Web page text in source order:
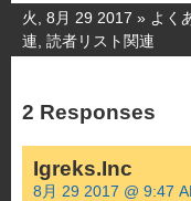
火, 8月 29 2017 » よく
連 読者リスト関連
2 Responses
Igreks.Inc
8月 29 2017 @ 9:47